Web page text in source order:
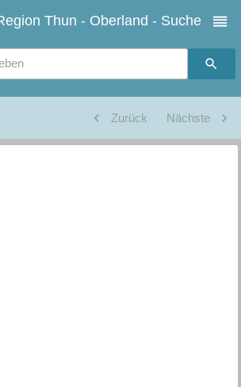
Thun - Oberland - Suche
Zurück Nächste